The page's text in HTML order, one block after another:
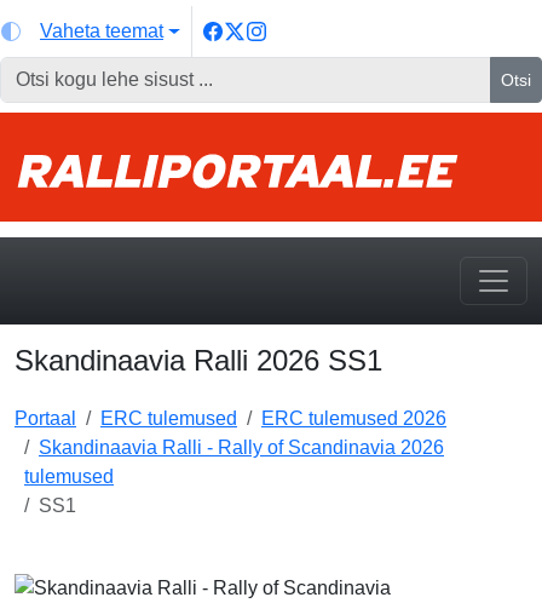
Vaheta teemat
Otsi
Skandinaavia Ralli 2026 SS1
Portaal ERC tulemused
ERC tulemused 2026
Skandinaavia Ralli - Rally of Scandinavia 2026
tulemused
SS1